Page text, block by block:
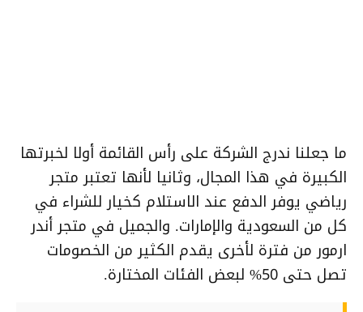
ما جعلنا ندرج الشركة على رأس القائمة أولا لخبرتها
الكبيرة في هذا المجال، وثانيا لأنها تعتبر متجر
رياضي يوفر الدفع عند الاستلام كخيار للشراء في
كل من السعودية والإمارات. والجميل في متجر أندر
ارمور من فترة لأخرى يقدم الكثير من الخصومات
تصل حتى 50% لبعض الفئات المختارة.